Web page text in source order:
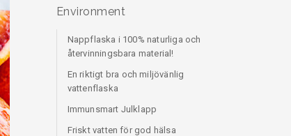
Environment
Nappflaska i 100% naturliga och
återvinningsbara material!
En riktigt bra och miljövänlig
vattenflaska
Immunsmart Julklapp
Friskt vatten för god hälsa